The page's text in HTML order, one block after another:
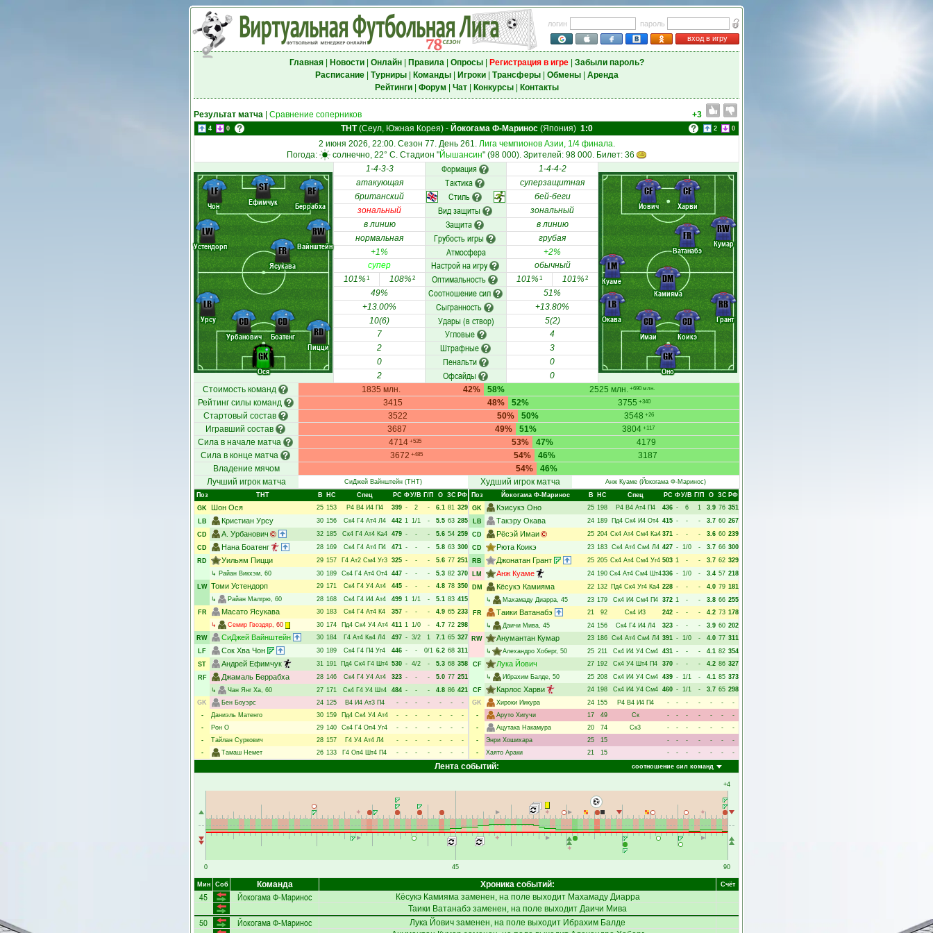
логин
пароль
вход в игру
Главная| Новости| Онлайн| Правила| Опросы| Регистрация в игре| Забыли пароль?
Расписание| Турниры| Команды| Игроки| Трансферы| Обмены| Аренда
Рейтинги| Форум Чат| Конкурсы| Контакты
Результат матча Сравнение соперников +3
4 0 ТНТ(Сеул, Южная Корея)- Йокогама Ф-Маринос(Япония) 1:0 2 0
2 июня 2026, 22:00. Сезон 77. День 261. Лига чемпионов Азии, 1/4 финала.
Погода:
солнечно, 22° C. Стадион "Йышансин" (98 000). Зрителей: 98 000. Билет: 36
Ося
Урсу
Урбанович
Боатенг
Пицци
Устендорп
Ясукава
Вайнштейн
Чон Ефимчук Беррабха
GK
LB
CD
CD
RD
LW
FR
RW
LF ST RF
1-4-3-3 Формация 1-4-4-2
Оно
Окава
Имаи
Коикэ
Грант
Куаме
Камияма
Ватанабэ
Кумар
Йович Харви
GK
LB
CD
CD
RB
LM
DM
FR
RW
CF CF
атакующая Тактика
суперзащитная
британский
Стиль
бей-беги
зональный
Вид защиты
зональный
в линию
Защита
в линию
нормальная
Грубость игры
грубая
+1%
Атмосфера
+2%
супер
Настрой на игру
обычный
101%1 108%2 Оптимальность 101%1 101%2
49% Соотношение сил
51%
+13.00%
Сыгранность
+13.80%
10(6)
Удары (в створ)
5(2)
7
Угловые
4
2
Штрафные
3
0
Пенальти
0
2
Офсайды
0
Стоимость команд
1835 млн. 42% 2525 млн. +690 млн.
58%
Рейтинг силы команд
3415 48% 3755 +340
52%
Стартовый состав
3522 50% 3548 +26
50%
Игравший состав
3687 49% 3804 +117
51%
Сила в начале матча
4714 +535 53% 4179
47%
Сила в конце матча
3672 +485 54% 3187
46%
Владение мячом
54%
46%
Лучший игрок матча
СиДжей Вайнштейн (ТНТ) Худший игрок матча Анж Куаме (Йокогама Ф-Маринос)
Поз
ТНТ В НC Спец РC ФУ/В Г/П О ЗС РФ
GK Шон Ося 25 153 Р4 В4 И4 П4 399 - 2 - 6.1 81 329
LB
Кристиан Урсу 30 156 Ск4 Г4 Ат4 Л4 442 1 1/1 - 5.5 63 285
CD
А. Урбанович 32 185 Ск4 Г4 Ат4 Ка4 479 - - - 5.6 54 259
CD
Нана Боатенг 28 169 Ск4 Г4 Ат4 П4 471 - - - 5.8 63 300
RD
Уильям Пицци 29 157 Г4 Ат2 См4 Уг3 325 - - - 5.6 77 251
↳ Райан Викхэм, 60 30 189 Ск4 Г4 Ат4 От4 447 - - - 5.3 82 370
LW Томи Устендорп 29 171 Ск4 Г4 У4 Ат4 445 - - - 4.8 78 350
↳
Райан Малгрю, 60 28 168 Ск4 Г4 И4 Ат4 499 1 1/1 - 5.1 83 415
FR
Масато Ясукава 30 183 Ск4 Г4 Ат4 К4 357 - - - 4.9 65 233
↳
Семир Гвоздяр, 60 30 174 Пд4 Ск4 У4 Ат4 411 1 1/0 - 4.7 72 298
RW
СиДжей Вайнштейн 30 184 Г4 Ат4 Ка4 Л4 497 - 3/2 1 7.1 65 327
LF
Сок Хва Чон 30 189 Ск4 Г4 П4 Уг4 446 - - 0/1 6.2 68 311
ST
Андрей Ефимчук 31 191 Пд4 Ск4 Г4 Шт4 530 - 4/2 - 5.3 68 358
RF
Джамаль Беррабха 28 146 Ск4 Г4 У4 Ат4 323 - - - 5.0 77 251
↳
Чан Янг Ха, 60 27 171 Ск4 Г4 У4 Шт4 484 - - - 4.8 86 421
GK
Бен Боуэрс 24 125 В4 И4 Ат3 П4 - - - - - -
-
-
Даниэль Матенго 30 159 Пд4 Ск4 У4 Ат4 - - - - - -
-
-
Рон О 29 140 Ск4 Г4 Оп4 Уг4 - - - - - -
-
-
Тайлан Суркович 28 157 Г4 У4 Ат4 Л4 - - - - - -
-
-
Тамаш Немет 26 133 Г4 Оп4 Шт4 П4 - - - - - - -
Поз Йокогама Ф-Маринос В НC Спец РC ФУ/В Г/П О ЗС РФ
GK
Кэисукэ Оно 25 198 Р4 В4 Ат4 П4 436 - 6 1 3.9 76 351
LB
Такэру Окава 24 189 Пд4 Ск4 И4 От4 415 - - - 3.7 60 267
CD
Рёсэй Имаи 25 204 Ск4 Ат4 См4 Ка4 371 - - - 3.6 60 239
CD
Рюта Коикэ 23 183 Ск4 Ат4 См4 Л4 427 - 1/0 - 3.7 66 300
RB
Джонатан Грант 25 205 Ск4 Ат4 См4 Уг4 503 1 - - 3.7 62 329
LM
Анж Куаме 24 190 Ск4 Ат4 См4 Шт4336 - 1/0 - 3.4 57 218
DM
Кёсукэ Камияма 22 132 Пд4 Ск4 Уг4 Ка4 228 - - - 4.0 79 181
↳
Махамаду Диарра, 45 23 179 Ск4 И4 См4 П4 372 1 - - 3.8 66 255
FR
Таики Ватанабэ 21 92 Ск4 И3 242 - - - 4.2 73 178
↳
Даичи Мива, 45 24 156 Ск4 Г4 И4 Л4 323 - - - 3.9 60 202
RW
Анумантан Кумар 23 186 Ск4 Ат4 См4 Л4 391 - 1/0 - 4.0 77 311
↳
Алехандро Хоберг, 50 25 211 Ск4 И4 У4 См4 431 - - - 4.1 82 354
CF
Лука Йович 27 192 Ск4 У4 Шт4 П4 370 - - - 4.2 86 327
↳
Ибрахим Балде, 50 25 208 Ск4 И4 У4 См4 439 - 1/1 - 4.1 85 373
CF
Карлос Харви 24 198 Ск4 И4 У4 См4 460 - 1/1 - 3.7 65 298
GK
Хироки Иикура 24 155 Р4 В4 И4 П4 - - - - - -
-
-
Аруто Хигучи 17 49 Ск - - - - - -
-
-
Ацутака Накамура 20 74 Ск3 - - - - - -
-
-
Энри Хошихара 25 15 - - - - - -
-
-
Хаято Араки 21 15 - - - - - -
-
соотношение сил команд
Лента событий:
0 45
+4
90
Мин Соб Команда Хроника событий: Счёт
45 Йокогама Ф-Маринос Кёсукэ Камиямазаменен, на поле выходит Махамаду Диарра
Таики Ватанабэ заменен, на поле выходит Даичи Мива
50 Йокогама Ф-Маринос Лука Йович заменен, на поле выходит Ибрахим Балде